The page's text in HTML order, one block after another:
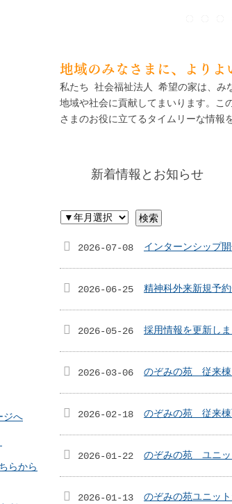
地域のみなさまに、より
私たち 社会福祉法人 希望の家は、み
地域や社会に貢献してまいります。こ
さまのお役に立てるタイムリーな情報
新着情報とお知らせ
検索
2026-07-08 インターンシップ
2026-06-25 精神科外来新規予
2026-05-26 採用情報を更新し
2026-03-06 のぞみの苑 従来棟
2026-02-18 のぞみの苑 従来棟
2026-01-22 のぞみの苑 ユニッ
2026-01-13 のぞみの苑ユニッ